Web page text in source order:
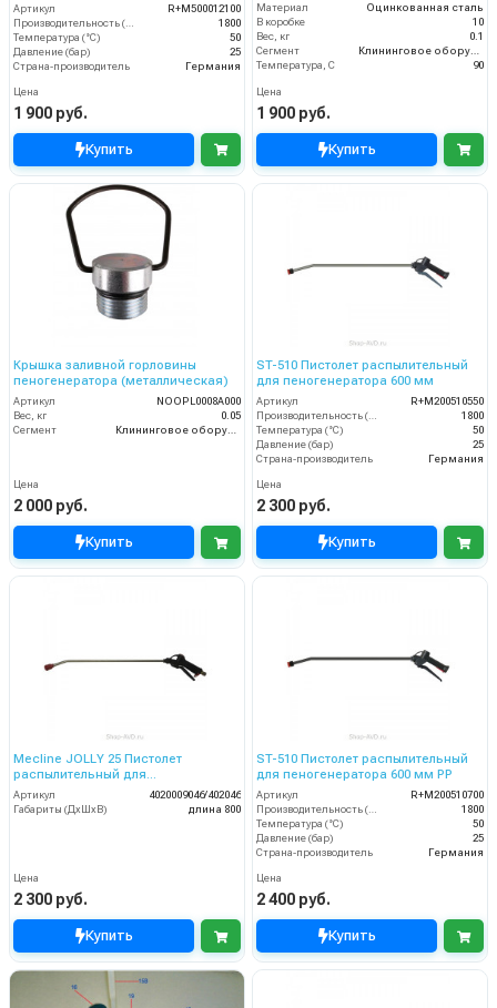
Артикул
R+M500012100
1800
Температура (°C)
50
Давление (бар)
25
Страна-производитель
Германия
Цена
1 900 руб.
Купить
Материал
Оцинкованная сталь
В коробке
10
Вес, кг
0.1
Сегмент
Температура, C
90
Цена
1 900 руб.
Купить
Крышка заливной горловины
пеногенератора (металлическая)
Артикул
NOOPL0008A000
Вес, кг
0.05
Сегмент
Клининговое оборудование
Цена
2 000 руб.
Купить
ST-510 Пистолет распылительный
для пеногенератора 600 мм
Артикул
R+M200510550
Производительность (л/ч)
1800
Температура (°C)
50
Давление (бар)
25
Страна-производитель
Германия
Цена
2 300 руб.
Купить
Mecline JOLLY 25 Пистолет
распылительный для
пеногенератора в сборе 600 мм
Артикул
4020009046/402046
Габариты (ДхШхВ)
длина 800
Цена
2 300 руб.
Купить
ST-510 Пистолет распылительный
для пеногенератора 600 мм PP
Артикул
R+M200510700
Производительность (л/ч)
1800
Температура (°C)
50
Давление (бар)
25
Страна-производитель
Германия
Цена
2 400 руб.
Купить